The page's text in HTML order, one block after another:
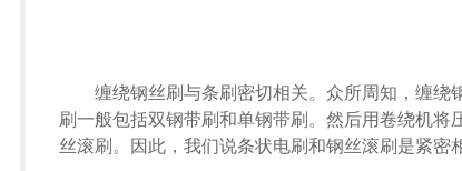
缠绕钢丝刷与条刷密切相关。众所周知，缠绕
刷一般包括双钢带刷和单钢带刷。然后用卷绕机
丝滚刷。因此，我们说条状电刷和钢丝滚刷是紧密